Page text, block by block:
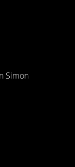
Simon